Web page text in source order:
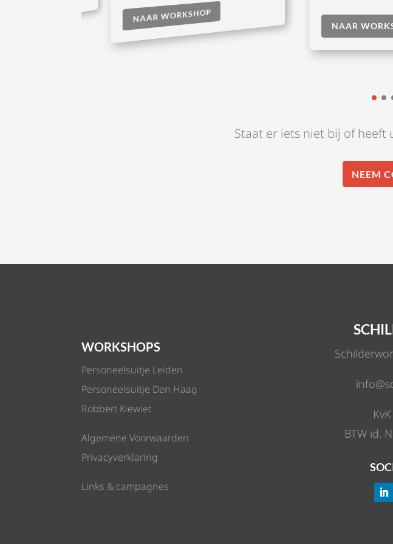
NAAR WORKSHOP
NAAR
Staat er iets niet bij of heeft
NEEM
WORKSHOPS
Personeelsuitje Leiden
Personeelsuitje Den Haag
Robbert Kiewiet
Algemene Voorwaarden
Privacyverklaring
Links & campagnes
BTW id.